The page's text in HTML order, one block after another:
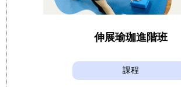
伸展瑜珈進階班
課程